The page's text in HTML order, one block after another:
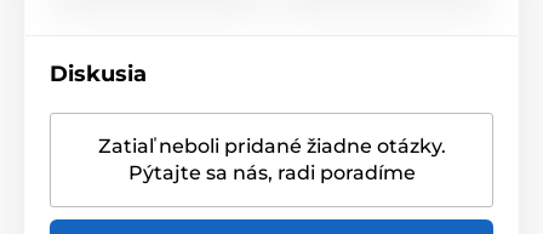
Diskusia
Zatiaľ neboli pridané žiadne otázky.
Pýtajte sa nás, radi poradíme